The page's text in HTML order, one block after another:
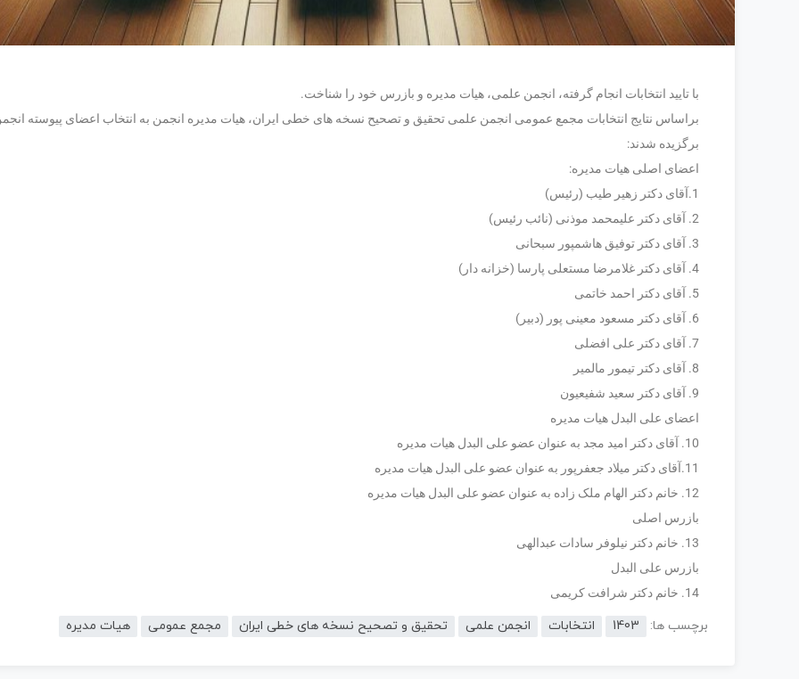
با تایید انتخابات انجام گرفته، انجمن علمی، هیات مدیره و بازرس خود را شناخت.
براساس نتایج انتخابات مجمع عمومی انجمن علمی تحقیق و تصحیح نسخه های خطی ایران، هیات مدیره انجمن به انتخاب اعضای پیوسته
برگزیده شدند:
اعضای اصلی هیات مدیره:
1.آقای دکتر زهیر طیب (رئیس)
2. آقای دکتر علیمحمد موذنی (نائب رئیس)
3. آقای دکتر توفیق هاشمپور سبحانی
4. آقای دکتر غلامرضا مستعلی پارسا (خزانه دار)
5. آقای دکتر احمد خاتمی
6. آقای دکتر مسعود معینی پور (دبیر)
7. آقای دکتر علی افضلی
8. آقای دکتر تیمور مالمیر
9. آقای دکتر سعید شفیعیون
اعضای علی البدل هیات مدیره
10. آقای دکتر امید مجد به عنوان عضو علی البدل هیات مدیره
11.آقای دکتر میلاد جعفرپور به عنوان عضو علی البدل هیات مدیره
12. خانم دکتر الهام ملک زاده به عنوان عضو علی البدل هیات مدیره
بازرس اصلی
13. خانم دکتر نیلوفر سادات عبدالهی
بازرس علی البدل
14. خانم دکتر شرافت کریمی
برچسب ها: 1403 انتخابات انجمن علمی تحقیق و تصحیح نسخه های خطی ایران مجمع عمومی هیات مدیره